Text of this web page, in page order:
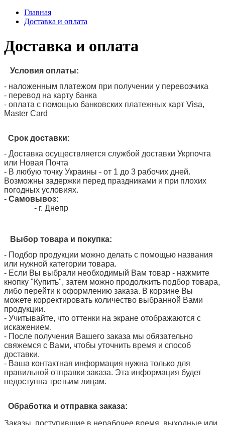
Главная
Доставка и оплата
Доставка и оплата
Условия оплаты:
- наложенным платежом при получении у перевозчика
- перевод на карту банка
- оплата с помощью банковских платежных карт Visa,
Master Card
Срок доставки:
- Доставка осуществляется службой доставки Укрпочта
или Новая Почта
- В любую точку Украины - от 1 до 3 рабочих дней.
Возможны задержки перед праздниками и при плохих
погодных условиях.
- Самовывоз:
- г. Днепр
Выбор товара и покупка:
- Подбор продукции можно делать с помощью названия
или нужной категории товара.
- Если Вы выбрали необходимый Вам товар - нажмите
кнопку "Купить", затем можно продолжить подбор товара,
либо перейти к оформлению заказа. В корзине Вы
можете корректировать количество выбранной Вами
продукции.
- Учитывайте, что оттенки на экране отображаются с
искажением.
- После получения Вашего заказа мы обязательно
свяжемся с Вами, чтобы уточнить время и способ
доставки.
- Ваша контактная информация нужна только для
правильной отправки заказа. Эта информация будет
недоступна третьим лицам.
Обработка и отправка заказа:
Заказы, поступившие в нерабочее время, выходные или